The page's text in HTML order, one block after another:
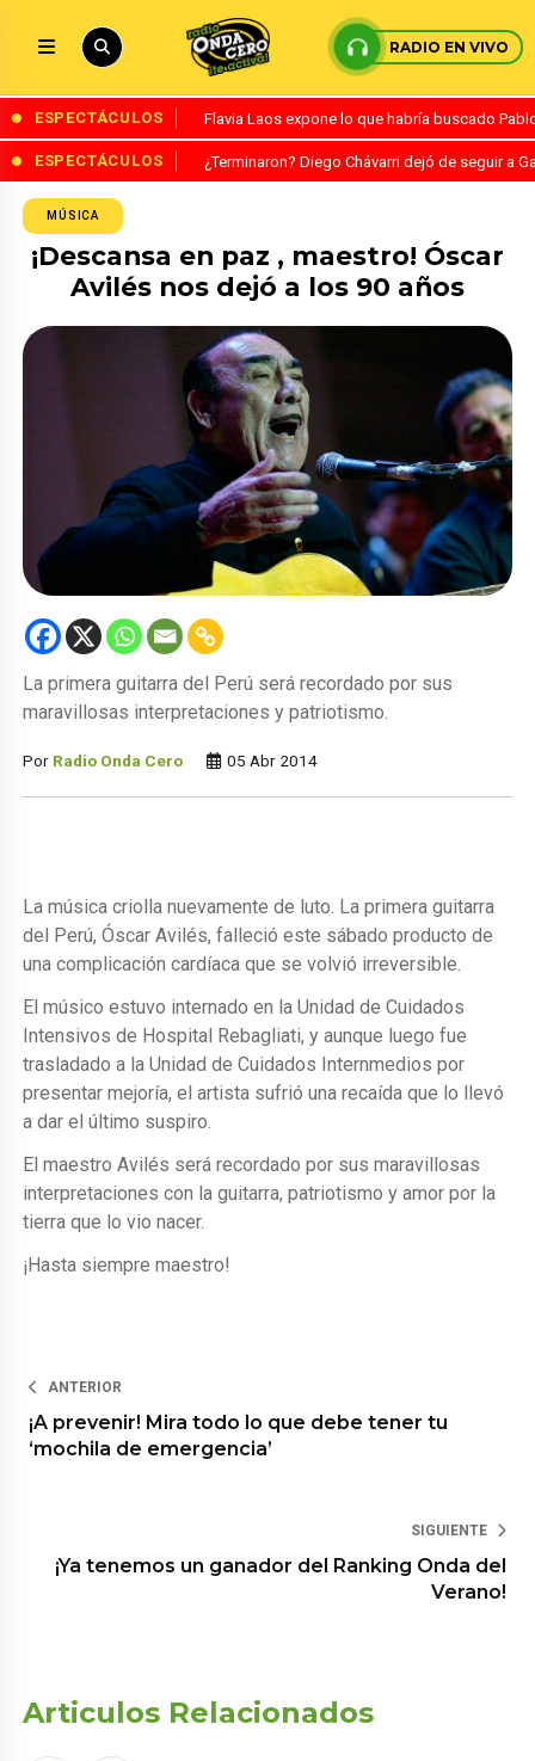
RADIO EN VIVO
ESPECTÁCULOS Flavia Laos expone lo que habría buscado
ESPECTÁCULOS ¿Terminaron? Diego Chávarri dejó de seguir a
MÚSICA
¡Descansa en paz , maestro! Óscar
Avilés nos dejó a los 90 años
La primera guitarra del Perú será recordado por sus
maravillosas interpretaciones y patriotismo.
Por Radio Onda Cero 05 Abr 2014
La música criolla nuevamente de luto. La primera guitarra
del Perú, Óscar Avilés, falleció este sábado producto de
una complicación cardíaca que se volvió irreversible.
El músico estuvo internado en la Unidad de Cuidados
Intensivos de Hospital Rebagliati, y aunque luego fue
trasladado a la Unidad de Cuidados Internmedios por
presentar mejoría, el artista sufrió una recaída que lo llevó
a dar el último suspiro.
El maestro Avilés será recordado por sus maravillosas
interpretaciones con la guitarra, patriotismo y amor por la
tierra que lo vio nacer.
¡Hasta siempre maestro!
ANTERIOR
¡A prevenir! Mira todo lo que debe tener tu
‘mochila de emergencia’
SIGUIENTE
¡Ya tenemos un ganador del Ranking Onda del
Verano!
Articulos Relacionados